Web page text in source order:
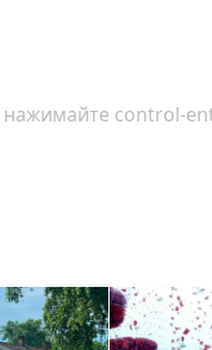
нажимайте control-